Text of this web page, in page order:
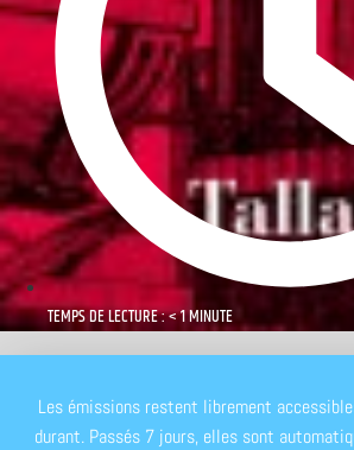
TEMPS DE LECTURE : < 1 MINUTE
Les émissions restent librement
durant. Passés 7 jours, elles sont